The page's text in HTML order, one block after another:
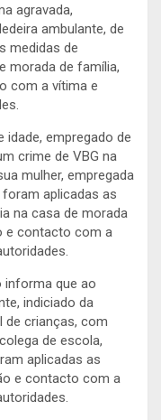
agravada,
ambulante, de
medidas de
morada de família,
com a vítima e
idade, empregado de
crime de VBG na
mulher, empregada
aplicadas as
na casa de morada
e contacto com a
informa que ao
indiciado da
de crianças, com
de escola,
aplicadas as
e contacto com a